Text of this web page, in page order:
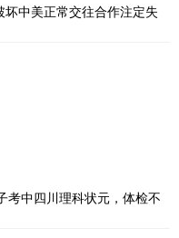
中美正常交往合作注定失
考中四川理科状元，体检不